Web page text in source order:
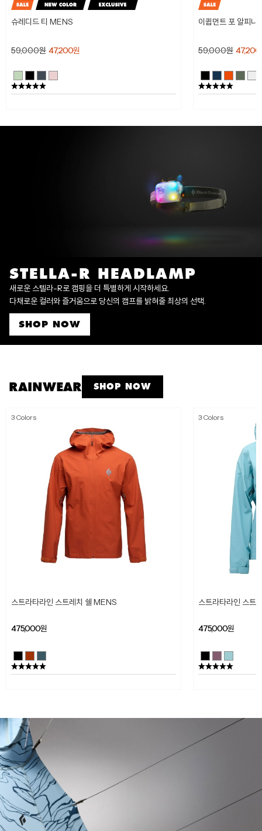
슈레디드 티 MENS
59,000원 47,200원
이큅먼트 포 알피
59,000원 47,200
STELLA-R HEADLAMP
새로운 스텔라-R로 캠핑을 더 특별하게 시작하세요.
다채로운 컬러와 즐거움으로 당신의 캠프를 밝혀줄 최상의 선택.
SHOP NOW
RAINWEAR SHOP NOW
3 Colors
스트라타라인 스트레치 쉘 MENS
475,000원
3 Colors
스트라타라인 스
475,000원